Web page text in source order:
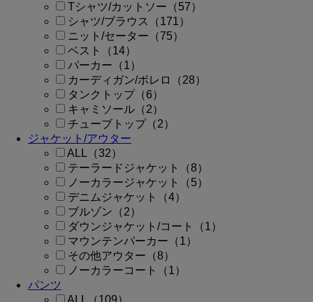
Tシャツ/カットソー（57）
シャツ/ブラウス（171）
ニット/セーター（75）
ベスト（14）
パーカー（1）
カーディガン/ボレロ（28）
タンクトップ（6）
キャミソール（2）
チューブトップ（2）
ジャケット/アウター
ALL（32）
テーラードジャケット（8）
ノーカラージャケット（5）
デニムジャケット（4）
ブルゾン（2）
ダウンジャケット/コート（1）
マウンテンパーカー（1）
その他アウター（8）
ノーカラーコート（1）
パンツ